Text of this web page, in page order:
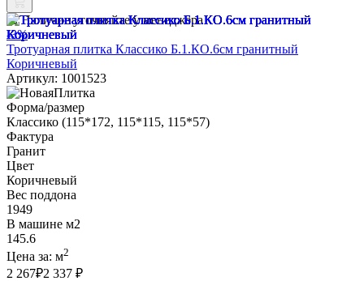
Наличие уточняйте у менеджера
-3%
Тротуарная плитка Классико Б.1.КО.6см гранитный
Коричневый
Артикул: 1001523
Форма/размер
Классико (115*172, 115*115, 115*57)
Фактура
Гранит
Цвет
Коричневый
Вес поддона
1949
В машине м2
145.6
Цена за: м2
2 267₽2 337 ₽